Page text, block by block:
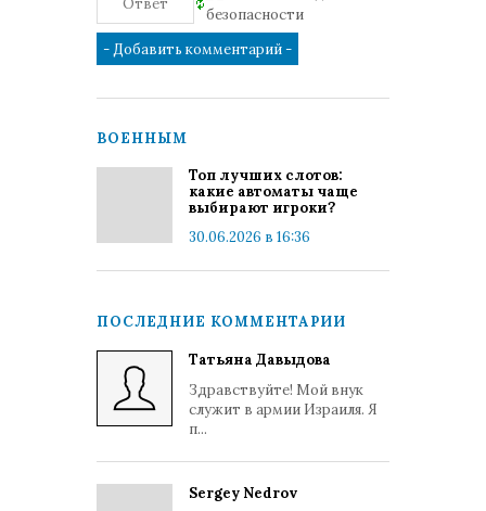
ВОЕННЫМ
Топ лучших слотов:
какие автоматы чаще
выбирают игроки?
30.06.2026 в 16:36
ПОСЛЕДНИЕ КОММЕНТАРИИ
Татьяна Давыдова
Здравствуйте! Мой внук
служит в армии Израиля. Я
п...
Sergey Nedrov